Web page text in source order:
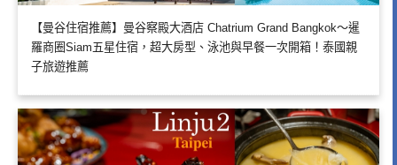
【曼谷住宿推薦】曼谷察殿大酒店 Chatrium Grand Bangkok～暹
羅商圈Siam五星住宿，超大房型、泳池與早餐一次開箱！泰國親
子旅遊推薦